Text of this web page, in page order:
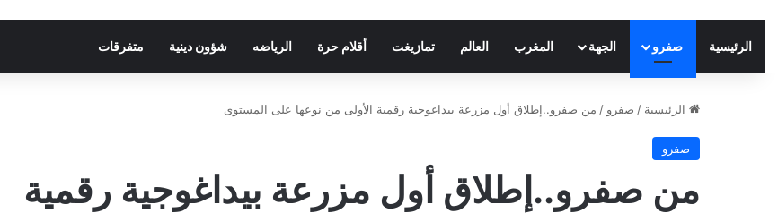
الرئيسية صفرو الجهة المغرب العالم تمازيغت أقلام حرة الرياضه شؤون دينية متفرقات
الرئيسية / صفرو / من صفرو..إطلاق أول مزرعة بيداغوجية رقمية الأولى من نوعها على المستوى
صفرو
من صفرو..إطلاق أول مزرعة بيداغوجية رقمية